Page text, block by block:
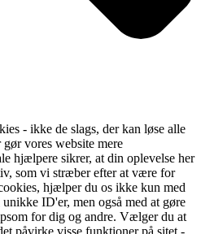
- ikke de slags, der kan løse alle
vores website mere
hjælpere sikrer, at din oplevelse her
som vi stræber efter at være for
hjælper du os ikke kun med
ID'er, men også med at gøre
for dig og andre. Vælger du at